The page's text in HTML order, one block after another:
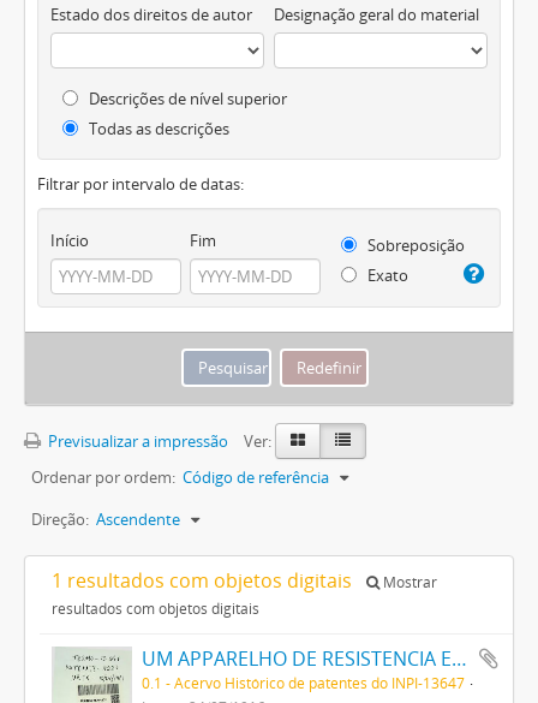
Estado dos direitos de autor Designação geral do material
Descrições de nível superior
Todas as descrições
Filtrar por intervalo de datas:
Início Fim
Sobreposição
Exato
Previsualizar a impressão
Ver:
Ordenar por ordem: Código de referência
Direção: Ascendente
1 resultados com objetos digitais
Mostrar
resultados com objetos digitais
UM APPARELHO DE RESISTENCIA ELECTRICA NEGATIVA
0.1 - Acervo Histórico de patentes do INPI-13647